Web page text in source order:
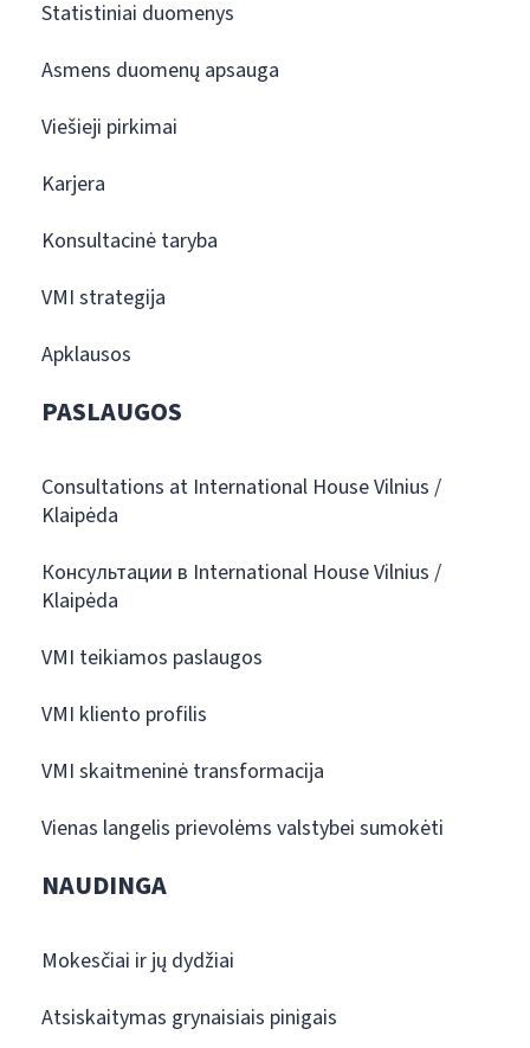
Statistiniai duomenys
Asmens duomenų apsauga
Viešieji pirkimai
Karjera
Konsultacinė taryba
VMI strategija
Apklausos
PASLAUGOS
Consultations at International House Vilnius /
Klaipėda
Консультации в International House Vilnius /
Klaipėda
VMI teikiamos paslaugos
VMI kliento profilis
VMI skaitmeninė transformacija
Vienas langelis prievolėms valstybei sumokėti
NAUDINGA
Mokesčiai ir jų dydžiai
Atsiskaitymas grynaisiais pinigais